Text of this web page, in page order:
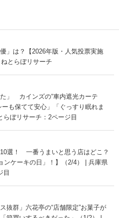
」は？【2026年版・人気投票実施
とらぼリサーチ
た」 カインズの“車内遮光カーテ
も保てて安心」「ぐっすり眠れま
らぼリサーチ：2ページ目
選！ 一番うまいと思う店はどこ？
ンケーキの日」！】（2/4） | 兵庫県
目
抜群」六花亭の“店舗限定”お菓子が